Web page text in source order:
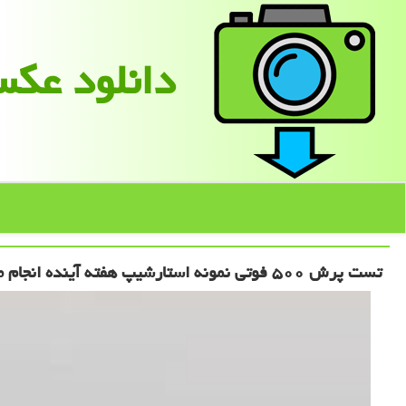
دانلود
تست پرش ۵۰۰ فوتی نمونه استارشیپ هفته آینده انجام می شود